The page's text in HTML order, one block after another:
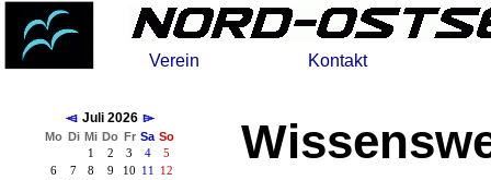
Verein Kontakt
Juli 2026
Mo Di Mi Do Fr Sa So
1 2 3 4
5
6
7 8 9 10 11
12